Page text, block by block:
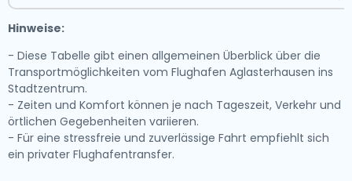
Hinweise:
- Diese Tabelle gibt einen allgemeinen Überblick über die
Transportmöglichkeiten vom Flughafen Aglasterhausen ins
Stadtzentrum.
- Zeiten und Komfort können je nach Tageszeit, Verkehr und
örtlichen Gegebenheiten variieren.
- Für eine stressfreie und zuverlässige Fahrt empfiehlt sich
ein privater Flughafentransfer.